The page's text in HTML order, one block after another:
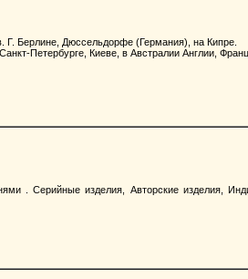
Берлине, Дюссельдорфе (Германия), на Кипре.
Петербурге, Киеве, в Австралии Англии,
. Серийные изделия, Авторские изделия,